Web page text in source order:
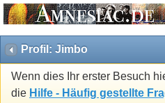
Profil: Jimbo
Wenn dies Ihr erster Besuch
die Hilfe - Häufig gestellte